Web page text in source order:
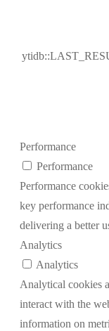
Performance
Performance
Performance
key performance
delivering a better
Analytics
Analytics
Analytical cookies
interact with the
information on